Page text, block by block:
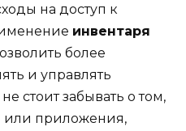
на доступ к
инвентаря
более
и управлять
стоит забывать о том,
или приложения,